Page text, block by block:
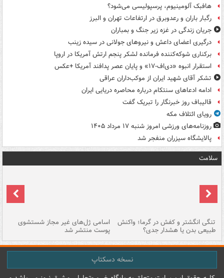
هافبک آلومینیوم، پرسپولیسی می‌شود؟
رگبار باران و رعدوبرق در ارتفاعات تهران و البرز
جریان زندگی در غزه زیر جنگ و بمباران
درگیری اعضای داعش و نیروهای جولانی در سیده زینب
برکناری شوکه‌کننده فرمانده لشکر پنجم ارتش آمریکا در اروپا
استقرار انبوه «دی‌اف‑۱۷» و پایان عصر پدافند آمریکا +عکس
تشکر آقای شهید ایران از موکب‌داران عراقی
ادامه ادعاهای سنتکام درباره محاصره دریایی ایران
قالیباف روز خبرنگار را تبریک گفت
رویای ائتلاف مکه
روزنامه‌های ورزشی امروز ‌شنبه ۱۷ مرداد ۱۴۰۵
پالایشگاه سیزران منفجر شد
سلامت
تنگی انگشتر و کفش در گرما؛ واکنش
طبیعی بدن یا هشدار جدی؟
اسامی ژل‌های غیر مجاز شستشوی
پوست منتشر شد
نسخه دسکتاپ